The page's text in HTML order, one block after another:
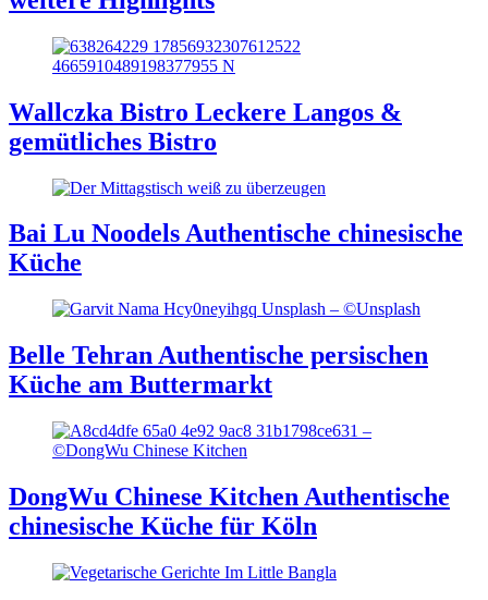
Wallczka Bistro Leckere Langos &
gemütliches Bistro
Bai Lu NoodelsAuthentische chinesische
Küche
Belle TehranAuthentische persischen
Küche am Buttermarkt
DongWu Chinese Kitchen Authentische
chinesische Küche für Köln